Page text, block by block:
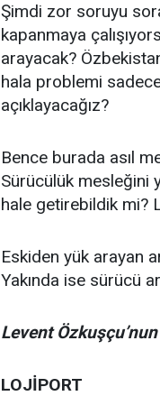
Şimdi zor soruyu
kapanmaya
arayacak?
hala problemi
açıklayacağız?
Bence burada asıl
Sürücülük mesleğini
hale getirebildik mi?
Eskiden yük arayan
Yakında ise sürücü
Levent Özkuşçu’nun
LOJİPORT